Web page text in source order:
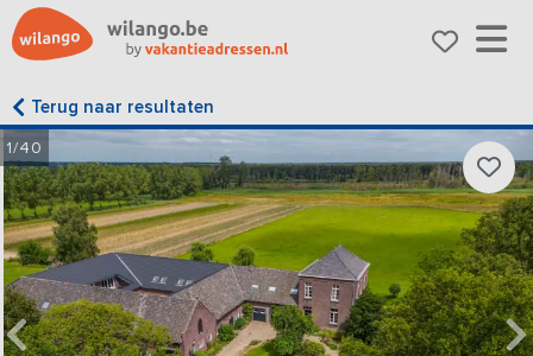
Terug naar resultaten
1/40